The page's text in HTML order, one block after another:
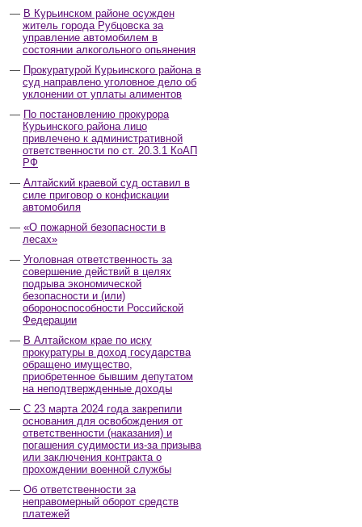
В Курьинском районе осужден
житель города Рубцовска за
управление автомобилем в
состоянии алкогольного опьянения
Прокуратурой Курьинского района в
суд направлено уголовное дело об
уклонении от уплаты алиментов
По постановлению прокурора
Курьинского района лицо
привлечено к административной
ответственности по ст. 20.3.1 КоАП
РФ
Алтайский краевой суд оставил в
силе приговор о конфискации
автомобиля
«О пожарной безопасности в
лесах»
Уголовная ответственность за
совершение действий в целях
подрыва экономической
безопасности и (или)
обороноспособности Российской
Федерации
В Алтайском крае по иску
прокуратуры в доход государства
обращено имущество,
приобретенное бывшим депутатом
на неподтвержденные доходы
С 23 марта 2024 года закрепили
основания для освобождения от
ответственности (наказания) и
погашения судимости из-за призыва
или заключения контракта о
прохождении военной службы
Об ответственности за
неправомерный оборот средств
платежей